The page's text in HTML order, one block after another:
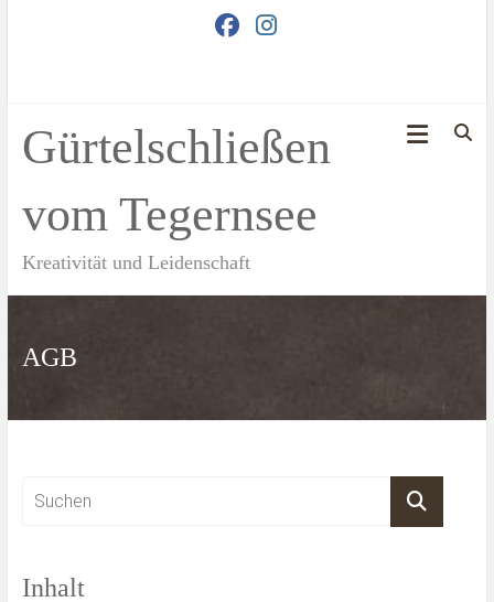
Gürtelschließen
vom Tegernsee
Kreativität und Leidenschaft
AGB
Inhalt